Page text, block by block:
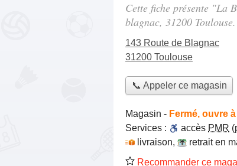
Cette fiche présente "La
blagnac, 31200 Toulouse.
143 Route de Blagnac
31200 Toulouse
📞 Appeler ce magasin
Magasin - Fermé, ouvre
Services :
accès PMR
livraison, retrait en
Recommander ce